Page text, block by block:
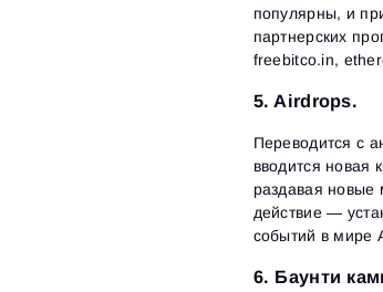
популярны, и
партнерских
freebitco.in,
5. Airdrops.
Переводится с
вводится новая
раздавая новые
действие —
событий в мире
6. Баунти